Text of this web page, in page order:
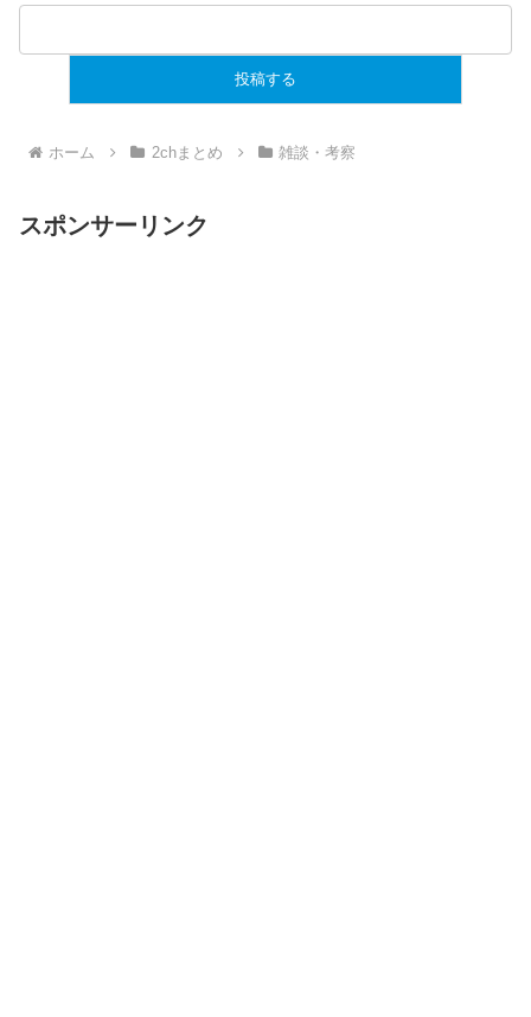
ホーム 2chまとめ 雑談・考察
スポンサーリンク